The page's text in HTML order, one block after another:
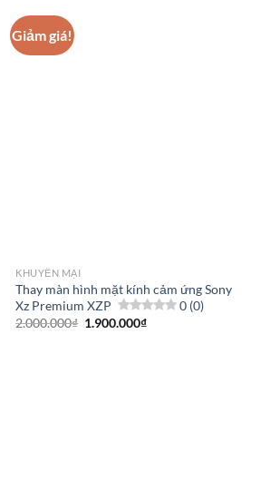
Giảm giá!
KHUYẾN MẠI
Thay màn hình mặt kính cảm ứng Sony
Xz Premium XZP
0 (0)
2.000.000₫ Giá
1.900.000₫Giá